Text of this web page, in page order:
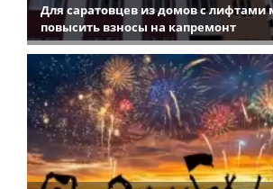
Для саратовцев из домов с лифтами
повысить взносы на капремонт